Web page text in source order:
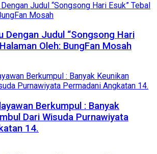
Dengan Judul “Songsong Hari
Oleh: BungFan Mosah
Berkumpul : Banyak
Dari Wisuda Purnawiyata
14.